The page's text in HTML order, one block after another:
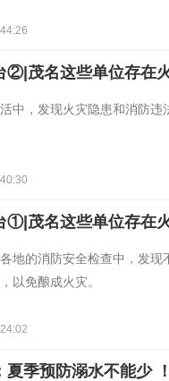
②|茂名这些单位存在
中，发现火灾隐患和消防
①|茂名这些单位存在
地的消防安全检查中，发
以免酿成火灾。
夏季预防溺水不能少